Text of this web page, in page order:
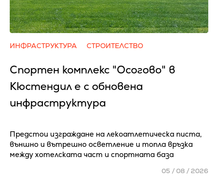
ИНФРАСТРУКТУРА СТРОИТЕЛСТВО
Спортен комплекс "Осогово" в
Кюстендил е с обновена
инфраструктура
Предстои изграждане на лекоатлетическа писта,
външно и вътрешно осветление и топла връзка
между хотелската част и спортната база
05 / 08 / 2026